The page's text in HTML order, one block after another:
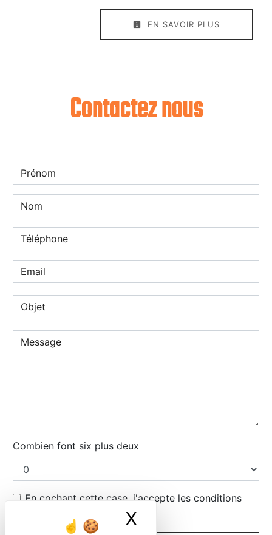
X
EN SAVOIR PLUS
Contactez nous
Combien font six plus deux
En cochant cette case, j'accepte les conditions
particulières ci-dessous **